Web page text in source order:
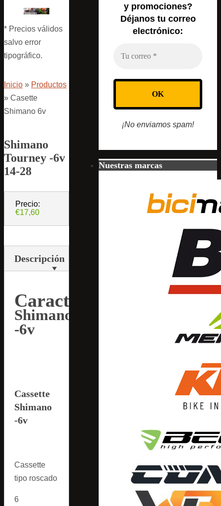
* Precios válidos
salvo error
tipográfico.
Inicio » Productos
» Casette
Shimano 6v
Shimano
Tourney -6v
14-28
Precio:
€17,60
Descripción
Características
Shimano
-6v
Cassette
Shimano
-6v
Cassette
tipo roscado
6
y promociones?
Déjanos tu correo
electrónico:
¡No enviamos spam!
Nuestras marcas